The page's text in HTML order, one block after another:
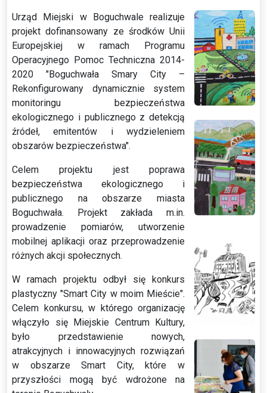
Urząd Miejski w Boguchwale realizuje
projekt dofinansowany ze środków Unii
Europejskiej w ramach Programu
Operacyjnego Pomoc Techniczna 2014-
2020 "Boguchwała Smary City –
Rekonfigurowany dynamicznie system
monitoringu bezpieczeństwa
ekologicznego i publicznego z detekcją
źródeł, emitentów i wydzieleniem
obszarów bezpieczeństwa".
Celem projektu jest poprawa
bezpieczeństwa ekologicznego i
publicznego na obszarze miasta
Boguchwała. Projekt zakłada m.in.
prowadzenie pomiarów, utworzenie
mobilnej aplikacji oraz przeprowadzenie
różnych akcji społecznych.
W ramach projektu odbył się konkurs
plastyczny "Smart City w moim Mieście".
Celem konkursu, w którego organizację
włączyło się Miejskie Centrum Kultury,
było przedstawienie nowych,
atrakcyjnych i innowacyjnych rozwiązań
w obszarze Smart City, które w
przyszłości mogą być wdrożone na